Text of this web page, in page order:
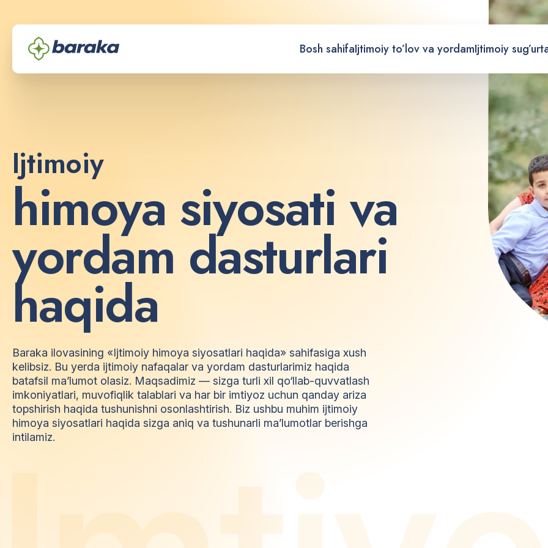
Bosh sahifaIjtimoiy to’lov va yordamIjtimoiy
Ijtimoiy
himoya siyosati va
yordam dasturlari
haqida
Baraka ilovasining «Ijtimoiy himoya siyosatlari haqida» sahifasiga xush
kelibsiz. Bu yerda ijtimoiy nafaqalar va yordam dasturlarimiz haqida
batafsil ma’lumot olasiz. Maqsadimiz — sizga turli xil qo‘llab-quvvatlash
imkoniyatlari, muvofiqlik talablari va har bir imtiyoz uchun qanday ariza
topshirish haqida tushunishni osonlashtirish. Biz ushbu muhim ijtimoiy
himoya siyosatlari haqida sizga aniq va tushunarli ma’lumotlar berishga
intilamiz.